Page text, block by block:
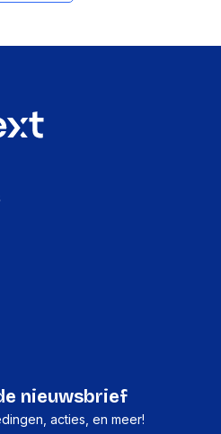
24 g
24 gram
nieuwsbrief
acties, en meer!